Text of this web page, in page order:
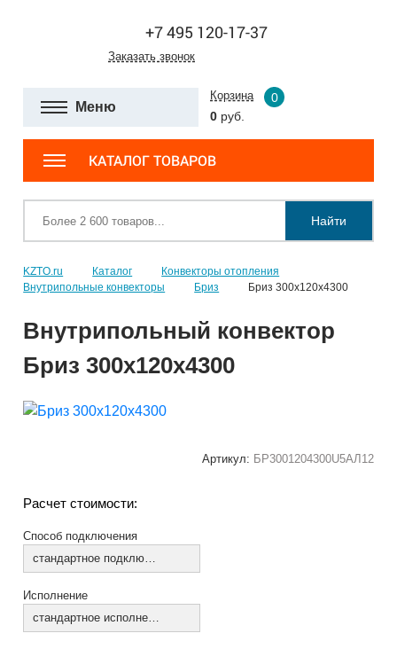
+7 495 120-17-37
Заказать звонок
Меню
Корзина
0
0 руб.
КАТАЛОГ ТОВАРОВ
Найти
KZTO.ru Каталог
Конвекторы отопления
Внутрипольные конвекторы
Бриз Бриз 300х120х4300
Внутрипольный конвектор
Бриз 300х120х4300
Артикул: БР3001204300U5АЛ12
Расчет стоимости:
Способ подключения
стандартное подключение
Исполнение
стандартное исполнение